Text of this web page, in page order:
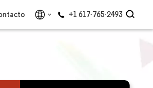
+1 617-765-2493